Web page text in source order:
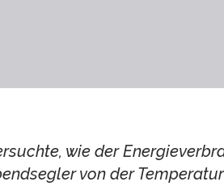
wie der
von der